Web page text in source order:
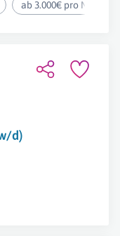
ab 3.000€ pro Monat
d)